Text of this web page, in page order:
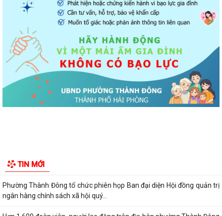
TIN MỚI
cứu, học tập, quán triệt và triển...
Công an phường Thành Đông cảnh báo: Sử dụng trái phép chất ma
túy có thể bị phạt tù đến 05 năm theo...
Đảng ủy phường Thành Đông đẩy mạnh tuyên truyền, quán triệt Kết
luận số 166-KL/TW của Bộ Chính trị...
Thư tri ân nhân Kỷ niệm 79 năm Ngày Thương binh - Liệt sĩ
(27/7/1947 - 27/7/2026)
Quốc gia “Tự hào một dải biên cương”...
Phường Thành Đông tổ chức phiên họp Ban đại diện Hội đồng quản trị
ngân hàng chính sách xã hội quý...